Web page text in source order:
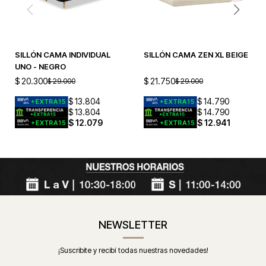
SILLÓN CAMA INDIVIDUAL
UNO - NEGRO
$ 20.300$ 29.000
$13.804
$13.804
$12.079
SILLÓN CAMA ZEN XL BEIGE
$ 21.750$ 29.000
$ 14.790
$ 14.790
$ 12.941
NEWSLETTER
¡Suscribite y recibí todas nuestras novedades!